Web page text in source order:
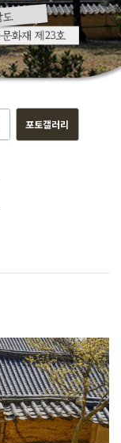
포토갤러리